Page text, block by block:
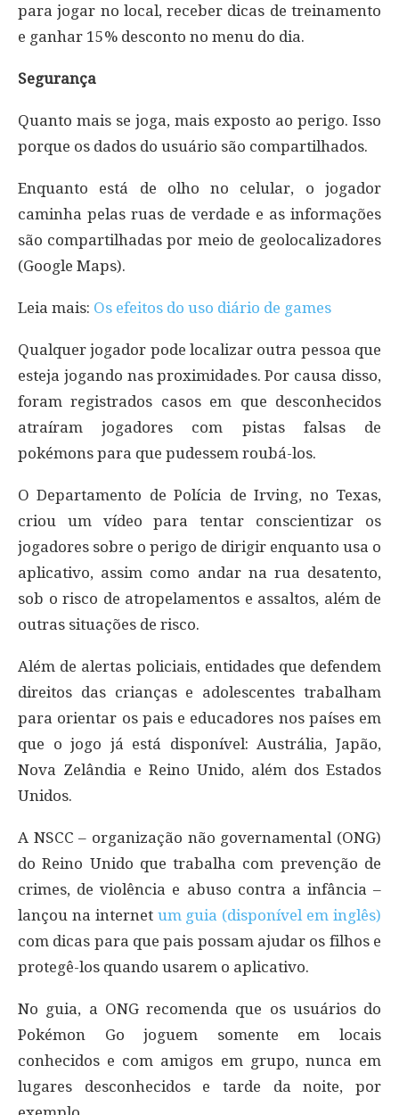
para jogar no local, receber dicas de treinamento
e ganhar 15% desconto no menu do dia.
Segurança
Quanto mais se joga, mais exposto ao perigo. Isso
porque os dados do usuário são compartilhados.
Enquanto está de olho no celular, o jogador
caminha pelas ruas de verdade e as informações
são compartilhadas por meio de geolocalizadores
(Google Maps).
Leia mais: Os efeitos do uso diário de games
Qualquer jogador pode localizar outra pessoa que
esteja jogando nas proximidades. Por causa disso,
foram registrados casos em que desconhecidos
atraíram jogadores com pistas falsas de
pokémons para que pudessem roubá-los.
O Departamento de Polícia de Irving, no Texas,
criou um vídeo para tentar conscientizar os
jogadores sobre o perigo de dirigir enquanto usa o
aplicativo, assim como andar na rua desatento,
sob o risco de atropelamentos e assaltos, além de
outras situações de risco.
Além de alertas policiais, entidades que defendem
direitos das crianças e adolescentes trabalham
para orientar os pais e educadores nos países em
que o jogo já está disponível: Austrália, Japão,
Nova Zelândia e Reino Unido, além dos Estados
Unidos.
A NSCC – organização não governamental (ONG)
do Reino Unido que trabalha com prevenção de
crimes, de violência e abuso contra a infância –
lançou na internetum guia (disponível em inglês)
com dicas para que pais possam ajudar os filhos e
protegê-los quando usarem o aplicativo.
No guia, a ONG recomenda que os usuários do
Pokémon Go joguem somente em locais
conhecidos e com amigos em grupo, nunca em
lugares desconhecidos e tarde da noite, por